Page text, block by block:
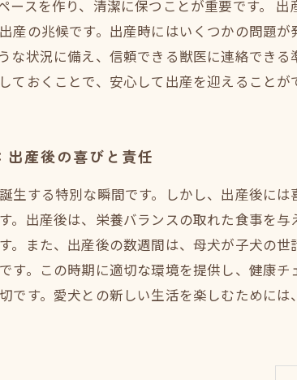
ースを作り、清潔に保つことが重要です。
産の兆候です。出産時にはいくつかの問題
な状況に備え、信頼できる獣医に連絡でき
ておくことで、安心して出産を迎えることが
出産後の喜びと責任
生する特別な瞬間です。しかし、出産後に
。出産後は、栄養バランスの取れた食事を
。また、出産後の数週間は、母犬が子犬の
す。この時期に適切な環境を提供し、健康
です。愛犬との新しい生活を楽しむために